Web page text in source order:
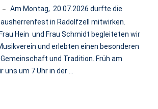
Am Montag, 20.07.2026 durfte die
in Radolfzell mitwirken.
Hein und Frau Schmidt begleiteten wir
und erlebten einen besonderen
und Tradition. Früh am
um 7 Uhr in der …